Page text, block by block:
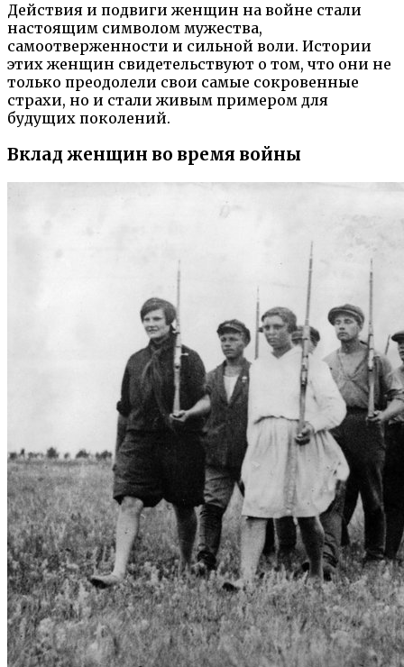
Действия и подвиги женщин на войне стали
настоящим символом мужества,
самоотверженности и сильной воли. Истории
этих женщин свидетельствуют о том, что они не
только преодолели свои самые сокровенные
страхи, но и стали живым примером для
будущих поколений.
Вклад женщин во время войны